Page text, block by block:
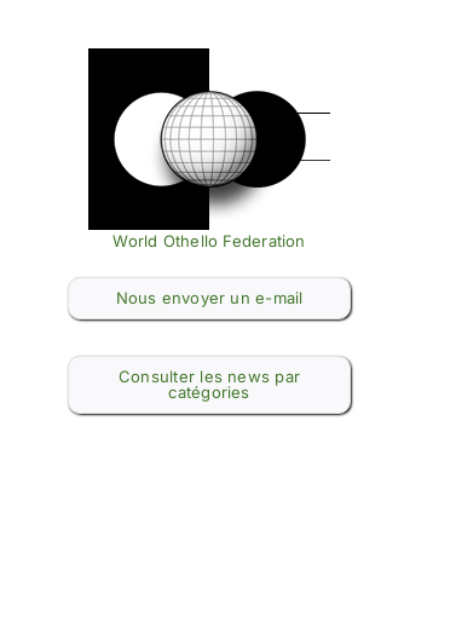
World Othello Federation
Nous envoyer un e-mail
Consulter les news par
catégories